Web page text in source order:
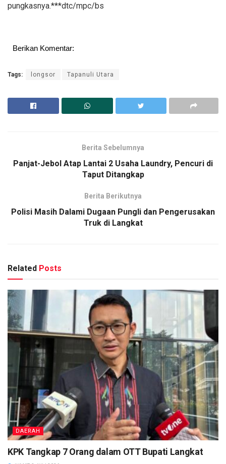
pungkasnya.***dtc/mpc/bs
Berikan Komentar:
Tags: longsor Tapanuli Utara
Berita Sebelumnya
Panjat-Jebol Atap Lantai 2 Usaha Laundry, Pencuri di
Taput Ditangkap
Berita Berikutnya
Polisi Masih Dalami Dugaan Pungli dan Pengerusakan
Truk di Langkat
Related Posts
DAERAH
KPK Tangkap 7 Orang dalam OTT Bupati Langkat